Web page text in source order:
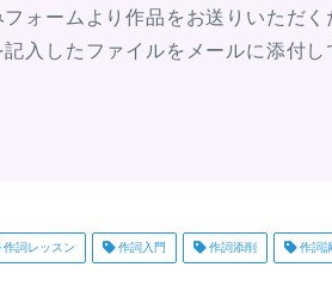
ォームより作品をお送りいただく
入したファイルをメールに添付し
作詞レッスン 作詞入門 作詞添削 作詞